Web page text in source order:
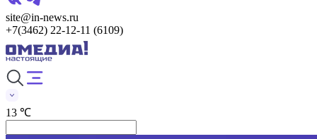
site@in-news.ru
+7(3462) 22-12-11 (6109)
13 ℃